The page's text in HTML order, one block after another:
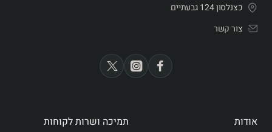
כצנלסון 124 גבעתיים
צור קשר
אודות תמיכה ושרות לקוחות